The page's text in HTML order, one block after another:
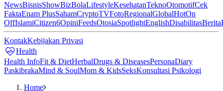
NewsBisnisShowBizBolaLifestyleKesehatanTeknoOtomotifCek
FaktaEnam PlusSahamCryptoTVFotoRegionalGlobalHotOn
OffIslamiCitizen6OpiniFeedsOtosiaSpotlightEnglishDisabilitasBerita
KontakKebijakan Privasi
Health
Health InfoFit & DietHerbalDrugs & DiseasesPersonaDiary
PaskibrakaMind & SoulMom & KidsSeksKonsultasi Psikologi
Home